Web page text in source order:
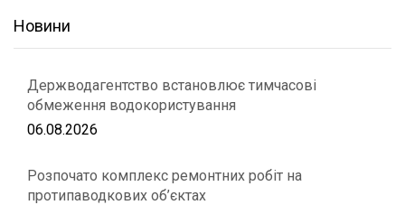
Новини
Держводагентство встановлює тимчасові
обмеження водокористування
06.08.2026
Розпочато комплекс ремонтних робіт на
протипаводкових об’єктах